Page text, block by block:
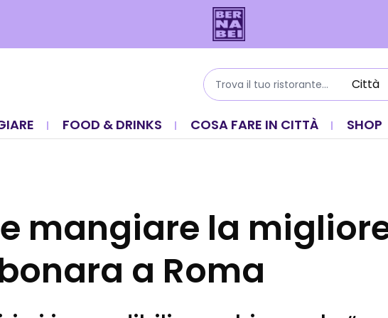
FOOD & DRINKS COSA FARE IN CITTÀ SHOP
mangiare la
a Roma